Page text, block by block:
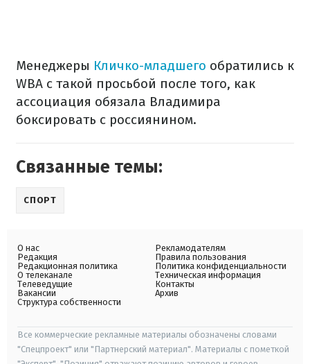
Менеджеры Кличко-младшего обратились к
WBA с такой просьбой после того, как
ассоциация обязала Владимира
боксировать с россиянином.
Связанные темы:
СПОРТ
О нас
Редакция
Редакционная политика
О телеканале
Телеведущие
Вакансии
Структура собственности
Рекламодателям
Правила пользования
Политика конфиденциальности
Техническая информация
Контакты
Архив
Все коммерческие рекламные материалы обозначены словами
"Спецпроект" или "Партнерский материал". Материалы с пометкой